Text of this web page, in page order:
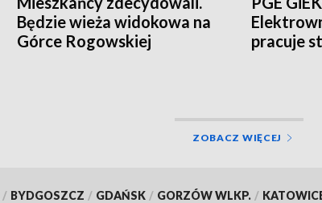
Będzie wieża widokowa na
Górce Rogowskiej
pracuje
ZOBACZ WIĘCEJ
/ BYDGOSZCZ / GDAŃSK / GORZÓW WLKP. /